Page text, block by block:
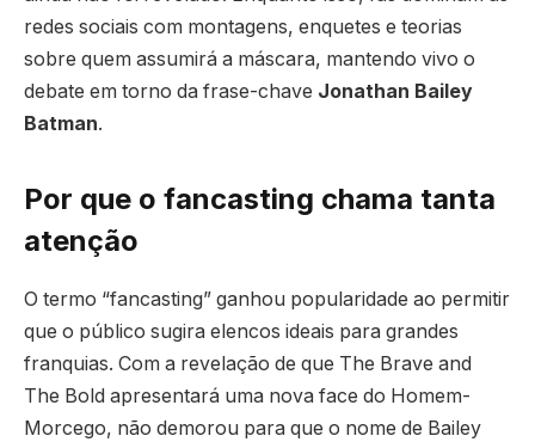
redes sociais com montagens, enquetes e teorias
sobre quem assumirá a máscara, mantendo vivo o
debate em torno da frase-chave Jonathan Bailey
Batman.
Por que o fancasting chama tanta
atenção
O termo “fancasting” ganhou popularidade ao permitir
que o público sugira elencos ideais para grandes
franquias. Com a revelação de que The Brave and
The Bold apresentará uma nova face do Homem-
Morcego, não demorou para que o nome de Bailey